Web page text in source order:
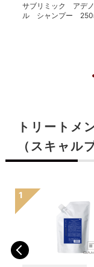
サブリミック アデ
ル シャンプー
トリートメ
（スキャル